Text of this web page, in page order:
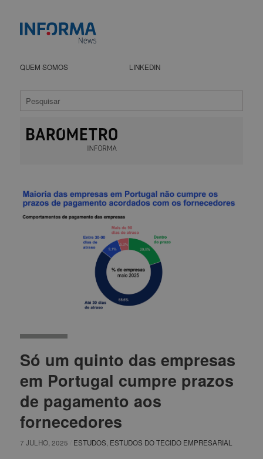
QUEM SOMOS LINKEDIN
Só um quinto das empresas
em Portugal cumpre prazos
de pagamento aos
fornecedores
7 JULHO, 2025 ESTUDOS ESTUDOS DO TECIDO EMPRESARIAL